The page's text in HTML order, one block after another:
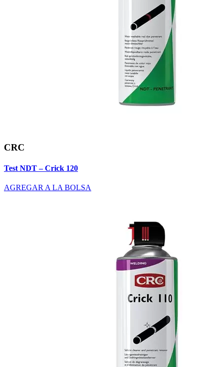
CRC
Test NDT – Crick 120
AGREGAR A LA BOLSA